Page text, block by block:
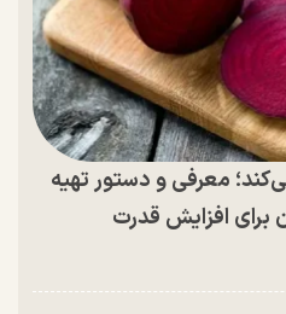
معرفی و دستور تهیه
افزایش قدرت